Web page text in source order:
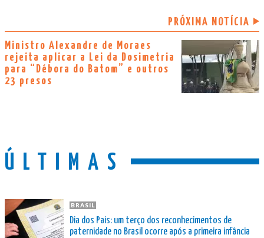
PRÓXIMA NOTÍCIA
Ministro Alexandre de Moraes
rejeita aplicar a Lei da Dosimetria
para “Débora do Batom” e outros
23 presos
ÚLTIMAS
BRASIL
Dia dos Pais: um terço dos reconhecimentos de
paternidade no Brasil ocorre após a primeira infância